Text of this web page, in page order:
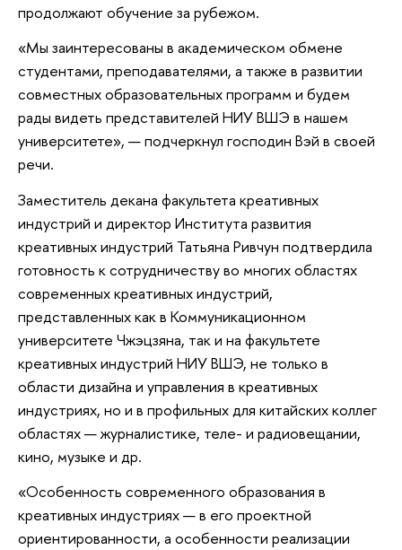
продолжают обучение за рубежом.
«Мы заинтересованы в академическом обмене
студентами, преподавателями, а также в развитии
совместных образовательных программ и будем
рады видеть представителей НИУ ВШЭ в нашем
университете», — подчеркнул господин Вэй в своей
речи.
Заместитель декана факультета креативных
индустрий и директор Института развития
креативных индустрий Татьяна Ривчун подтвердила
готовность к сотрудничеству во многих областях
современных креативных индустрий,
представленных как в Коммуникационном
университете Чжэцзяна, так и на факультете
креативных индустрий НИУ ВШЭ, не только в
области дизайна и управления в креативных
индустриях, но и в профильных для китайских коллег
областях — журналистике, теле- и радиовещании,
кино, музыке и др.
«Особенность современного образования в
креативных индустриях — в его проектной
ориентированности, а особенности реализации